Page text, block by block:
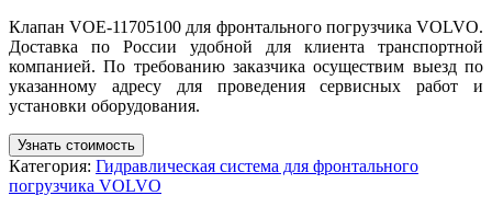
Клапан VOE-11705100 для фронтального погрузчика VOLVO.
Доставка по России удобной для клиента транспортной
компанией. По требованию заказчика осуществим выезд по
указанному адресу для проведения сервисных работ и
установки оборудования.
Узнать стоимость
Категория: Гидравлическая система для фронтального
погрузчика VOLVO